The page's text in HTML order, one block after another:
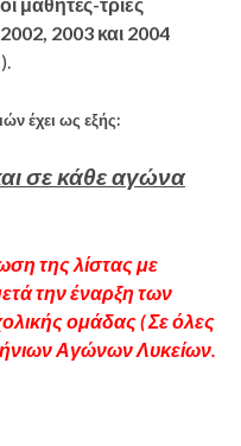
μαθητές-τριες
2003 και 2004
έχει ως εξής:
σε κάθε αγώνα
της λίστας με
την έναρξη των
ομάδας ( Σε όλες
Αγώνων Λυκείων.